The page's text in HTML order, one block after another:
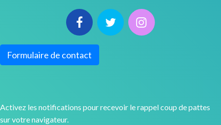
Formulaire de contact
Activez les notifications pour recevoir le rappel coup de pattes
sur votre navigateur.